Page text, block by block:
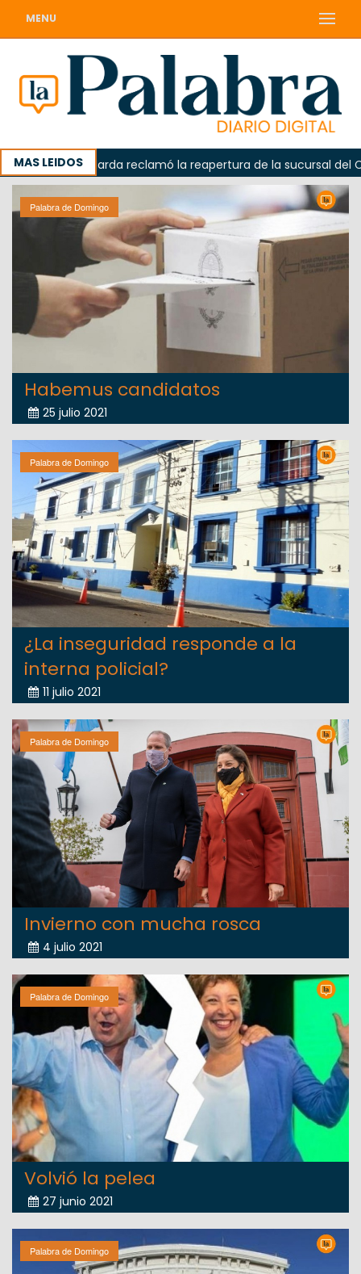
MENU
MAS LEIDOSOdarda reclamó la reapertura de la sucursal del
Palabra de Domingo
Habemus candidatos
25 julio 2021
Palabra de Domingo
¿La inseguridad responde a la
interna policial?
11 julio 2021
Palabra de Domingo
Invierno con mucha rosca
4 julio 2021
Palabra de Domingo
Volvió la pelea
27 junio 2021
Palabra de Domingo